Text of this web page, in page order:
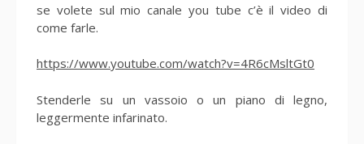
se volete sul mio canale you tube c’è il video di
come farle.
https://www.youtube.com/watch?v=4R6cMsltGt0
Stenderle su un vassoio o un piano di legno,
leggermente infarinato.